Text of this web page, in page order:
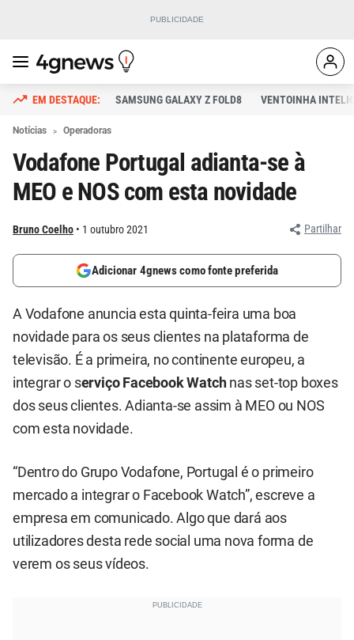
SAMSUNG GALAXY Z FOLD8 VENTOINHA
Notícias Operadoras
Vodafone Portugal adianta-se à
MEO e NOS com esta novidade
Bruno Coelho 1 outubro 2021 Partilhar
Adicionar 4gnews como fonte preferida
A Vodafone anuncia esta quinta-feira uma boa
novidade para os seus clientes na plataforma de
televisão. É a primeira, no continente europeu, a
integrar o serviço Facebook Watchnas set-top boxes
dos seus clientes. Adianta-se assim à MEO ou NOS
com esta novidade.
“Dentro do Grupo Vodafone, Portugal é o primeiro
mercado a integrar o Facebook Watch”, escreve a
empresa em comunicado. Algo que dará aos
utilizadores desta rede social uma nova forma de
verem os seus vídeos.